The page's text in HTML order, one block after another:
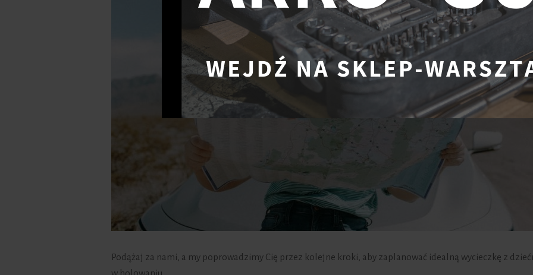
Podążaj za nami, a my poprowadzimy Cię przez kolejne kroki, aby zaplanować idealną wycieczkę z
w holowaniu.